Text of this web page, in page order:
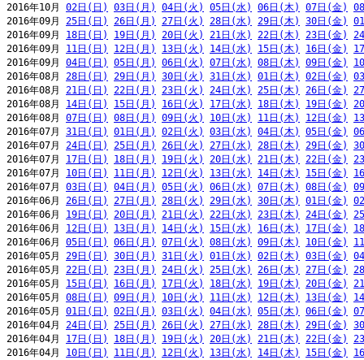
2016年10月 02日(日) 03日(月) 04日(火) 05日(水) 06日(木) 07日(金)
2016年09月 25日(日) 26日(月) 27日(火) 28日(水) 29日(木) 30日(金)
2016年09月 18日(日) 19日(月) 20日(火) 21日(水) 22日(木) 23日(金)
2016年09月 11日(日) 12日(月) 13日(火) 14日(水) 15日(木) 16日(金)
2016年09月 04日(日) 05日(月) 06日(火) 07日(水) 08日(木) 09日(金)
2016年08月 28日(日) 29日(月) 30日(火) 31日(水) 01日(木) 02日(金)
2016年08月 21日(日) 22日(月) 23日(火) 24日(水) 25日(木) 26日(金)
2016年08月 14日(日) 15日(月) 16日(火) 17日(水) 18日(木) 19日(金)
2016年08月 07日(日) 08日(月) 09日(火) 10日(水) 11日(木) 12日(金)
2016年07月 31日(日) 01日(月) 02日(火) 03日(水) 04日(木) 05日(金)
2016年07月 24日(日) 25日(月) 26日(火) 27日(水) 28日(木) 29日(金)
2016年07月 17日(日) 18日(月) 19日(火) 20日(水) 21日(木) 22日(金)
2016年07月 10日(日) 11日(月) 12日(火) 13日(水) 14日(木) 15日(金)
2016年07月 03日(日) 04日(月) 05日(火) 06日(水) 07日(木) 08日(金)
2016年06月 26日(日) 27日(月) 28日(火) 29日(水) 30日(木) 01日(金)
2016年06月 19日(日) 20日(月) 21日(火) 22日(水) 23日(木) 24日(金)
2016年06月 12日(日) 13日(月) 14日(火) 15日(水) 16日(木) 17日(金)
2016年06月 05日(日) 06日(月) 07日(火) 08日(水) 09日(木) 10日(金)
2016年05月 29日(日) 30日(月) 31日(火) 01日(水) 02日(木) 03日(金)
2016年05月 22日(日) 23日(月) 24日(火) 25日(水) 26日(木) 27日(金)
2016年05月 15日(日) 16日(月) 17日(火) 18日(水) 19日(木) 20日(金)
2016年05月 08日(日) 09日(月) 10日(火) 11日(水) 12日(木) 13日(金)
2016年05月 01日(日) 02日(月) 03日(火) 04日(水) 05日(木) 06日(金)
2016年04月 24日(日) 25日(月) 26日(火) 27日(水) 28日(木) 29日(金)
2016年04月 17日(日) 18日(月) 19日(火) 20日(水) 21日(木) 22日(金)
2016年04月 10日(日) 11日(月) 12日(火) 13日(水) 14日(木) 15日(金)